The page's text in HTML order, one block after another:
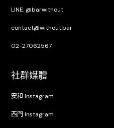
LINE: @barwithout
contact@without.bar
02-27062567
社群媒體
安和 Instagram
西門 Instagram